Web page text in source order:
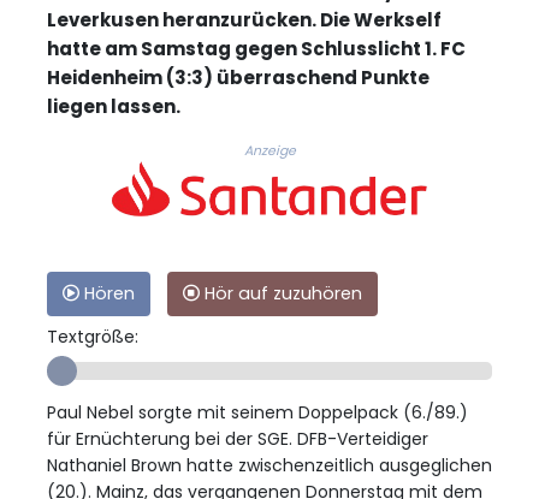
Leverkusen heranzurücken. Die Werkself
hatte am Samstag gegen Schlusslicht 1. FC
Heidenheim (3:3) überraschend Punkte
liegen lassen.
Anzeige
Hören
Hör auf zuzuhören
Textgröße:
Paul Nebel sorgte mit seinem Doppelpack (6./89.)
für Ernüchterung bei der SGE. DFB-Verteidiger
Nathaniel Brown hatte zwischenzeitlich ausgeglichen
(20.). Mainz, das vergangenen Donnerstag mit dem